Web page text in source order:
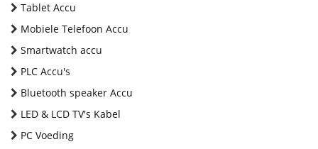
Tablet Accu
Mobiele Telefoon Accu
Smartwatch accu
PLC Accu's
Bluetooth speaker Accu
LED & LCD TV's Kabel
PC Voeding